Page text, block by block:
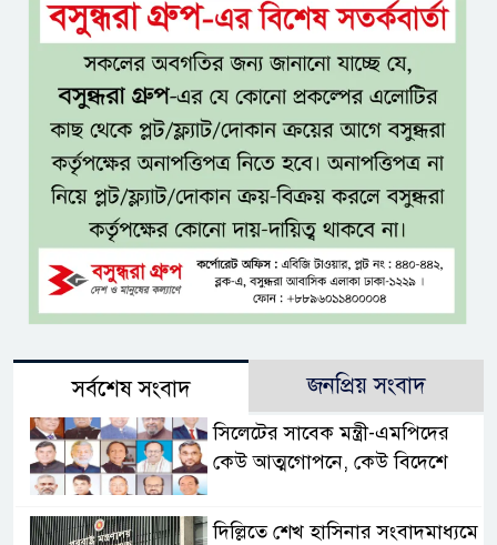
সর্বশেষ সংবাদ জনপ্রিয় সংবাদ
সিলেটের সাবেক মন্ত্রী-এমপিদের
কেউ আত্মগোপনে, কেউ বিদেশে
দিল্লিতে শেখ হাসিনার সংবাদমাধ্যমে